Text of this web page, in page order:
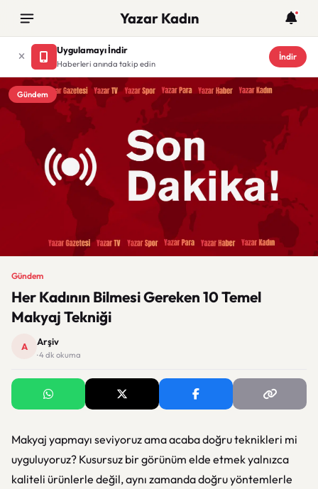
Yazar Kadın
Uygulamayı İndir
Haberleri anında takip edin
İndir
Gündem
Gündem
Her Kadının Bilmesi Gereken 10 Temel
Makyaj Tekniği
A Arşiv
· 4 dk okuma
Makyaj yapmayı seviyoruz ama acaba doğru teknikleri mi
uyguluyoruz? Kusursuz bir görünüm elde etmek yalnızca
kaliteli ürünlerle değil, aynı zamanda doğru yöntemlerle